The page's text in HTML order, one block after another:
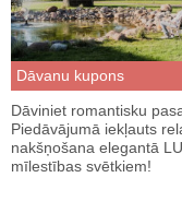
Dāvanu kupons
Dāviniet romantisku
Piedāvājumā iekļauts
nakšņošana elegantā
mīlestības svētkiem!